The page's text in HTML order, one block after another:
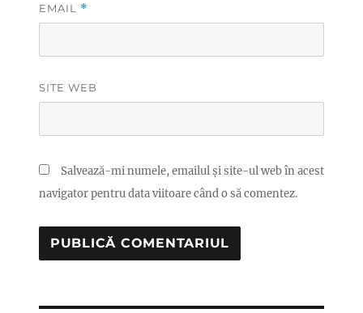
EMAIL *
SITE WEB
Salvează-mi numele, emailul și site-ul web în acest
navigator pentru data viitoare când o să comentez.